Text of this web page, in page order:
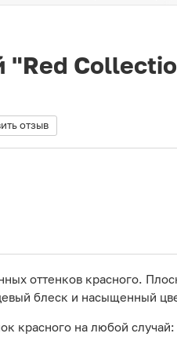
"Red
отзыв
оттенков красного.
блеск и насыщенный
красного на любой